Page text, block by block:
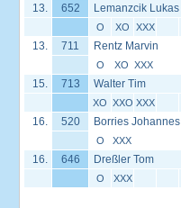
13. 652 Lemanzcik Lukas
O XO XXX
13. 711 Rentz Marvin
O XO XXX
15. 713 Walter Tim
XO XXO XXX
16. 520 Borries Johannes
O XXX
16. 646 Dreßler Tom
O XXX